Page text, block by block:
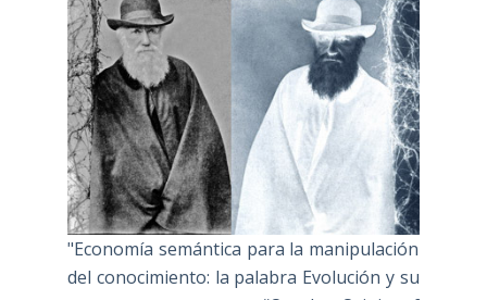
"Economía semántica para la manipulación
del conocimiento: la palabra Evolución y su